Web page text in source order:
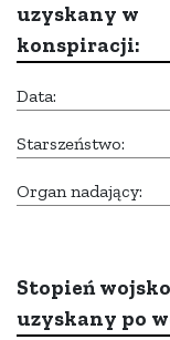
uzyskany w
konspiracji:
Data:
Starszeństwo:
Organ nadający:
Stopień
uzyskany po